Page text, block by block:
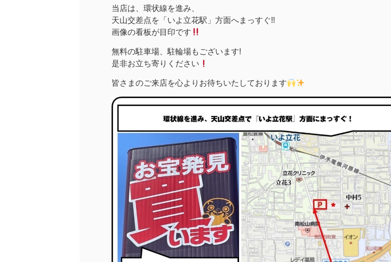
当店は、環状線を進み、
天山交差点を「いよ立花駅」方面へまっすぐ!!
画像の看板が目印です
無料の駐車場、駐輪場もございます!
是非お立ち寄りください
皆さまのご来店を心よりお待ちいたしております